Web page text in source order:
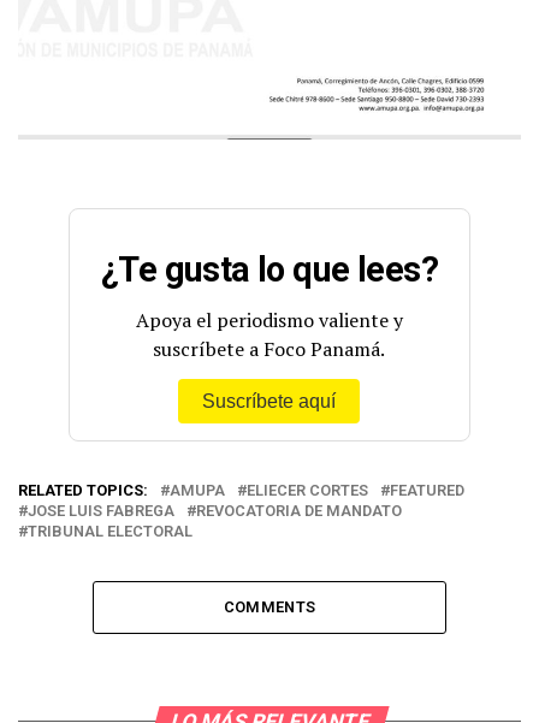
¿Te gusta lo que lees?
Apoya el periodismo valiente y
suscríbete a Foco Panamá.
Suscríbete aquí
RELATED TOPICS: AMUPA ELIECER CORTES
FEATURED
JOSE LUIS FABREGA
REVOCATORIA DE MANDATO
TRIBUNAL ELECTORAL
COMMENTS